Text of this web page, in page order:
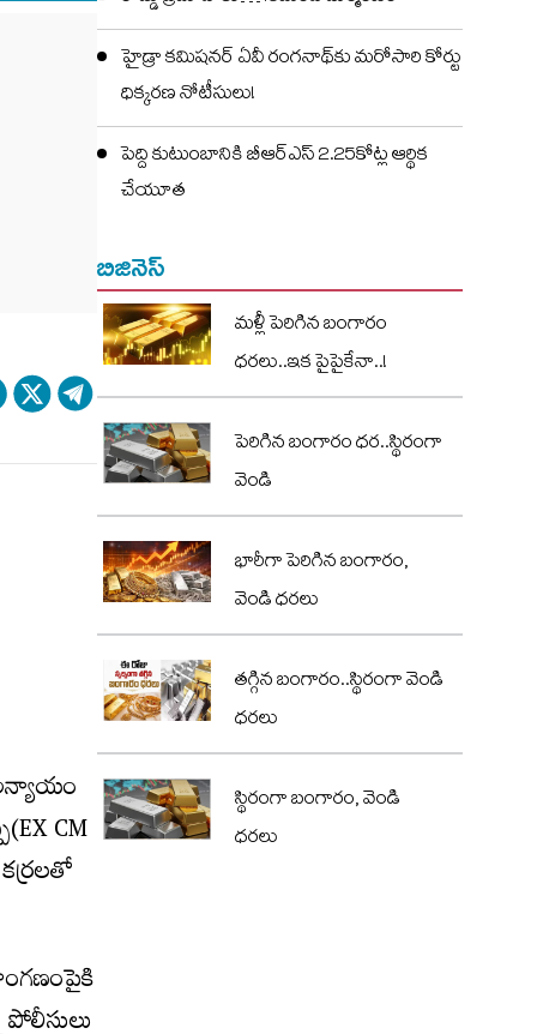
CM
హైడ్రా కమిషనర్ ఏవీ రంగనాథ్‌కు మరోసారి కోర్టు
ధిక్కరణ నోటీసులు!
పెద్ది కుటుంబానికి బీఆర్ఎస్ 2.25కోట్ల ఆర్థిక
చేయూత
బిజినెస్
మళ్లీ పెరిగిన బంగారం
ధరలు..ఇక పైపైకేనా..!
పెరిగిన బంగారం ధర..స్థిరంగా
వెండి
భారీగా పెరిగిన బంగారం,
వెండి ధరలు
తగ్గిన బంగారం..స్థిరంగా వెండి
ధరలు
స్థిరంగా బంగారం, వెండి
ధరలు